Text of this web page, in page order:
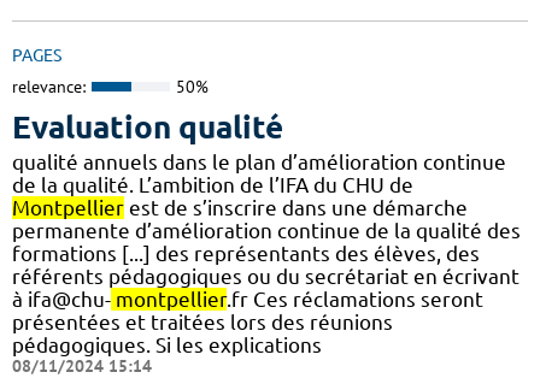
PAGES
relevance: 50%
Evaluation qualité
qualité annuels dans le plan d’amélioration continue
de la qualité. L’ambition de l’IFA du CHU de
Montpellier est de s’inscrire dans une démarche
permanente d’amélioration continue de la qualité des
formations [...] des représentants des élèves, des
référents pédagogiques ou du secrétariat en écrivant
à ifa@chu- montpellier.fr Ces réclamations seront
présentées et traitées lors des réunions
pédagogiques. Si les explications
08/11/2024 15:14